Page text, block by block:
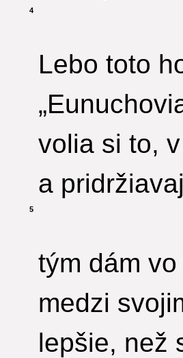
4
Lebo toto
volia si to,
a
5
tým dám
medzi
lepšie, než